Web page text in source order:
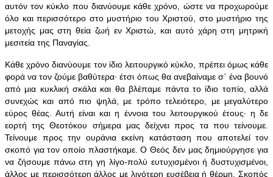
αυτόν τον κύκλο που διανύουμε κάθε χρόνο, ώστε να προχωρούμε
όλο και περισσότερο στο μυστήριο του Χριστού, στο μυστήριο της
μετοχής μας στη θεία ζωή εν Χριστώ, και αυτό χάρη στη μητρική
μεσιτεία της Παναγίας.
Κάθε χρόνο διανύουμε τον ίδιο λειτουργικό κύκλο, πρέπει όμως κάθε
φορά να τον ζούμε βαθύτερα· έτσι όπως θα ανεβαίναμε σ᾿ ένα βουνό
από μια κυκλική σκάλα και θα βλέπαμε πάντα το ίδιο τοπίο, αλλά
συνεχώς και από πιο ψηλά, με τρόπο τελειότερο, με μεγαλύτερο
εύρος θέας. Αυτή είναι και η έννοια του λειτουργικού έτους· η δε
εορτή της Θεοτόκου σήμερα μας δείχνει προς τα που τείνουμε.
Τείνουμε προς την ουράνια εκείνη κατάσταση που αποτελεί τον
σκοπό για τον οποίο πλαστήκαμε. Ο Θεός δεν μας δημιούργησε για
να ζήσουμε πάνω στη γη λίγο-πολύ ευτυχισμένοι ή δυστυχισμένοι,
άλλος με περισσότερη άλλος με λιγότερη ευσέβεια ή θέρμη. Σκοπός